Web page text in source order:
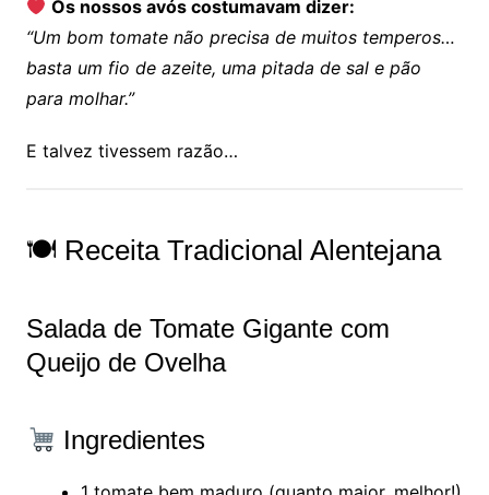
Os nossos avós costumavam dizer:
“Um bom tomate não precisa de muitos temperos…
basta um fio de azeite, uma pitada de sal e pão
para molhar.”
E talvez tivessem razão…
🍽 Receita Tradicional Alentejana
Salada de Tomate Gigante com
Queijo de Ovelha
Ingredientes